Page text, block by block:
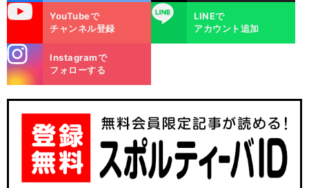
YouTubeで
チャンネル登録
LINE
LINEで
アカウント追加
m
Instagramで
フォローする